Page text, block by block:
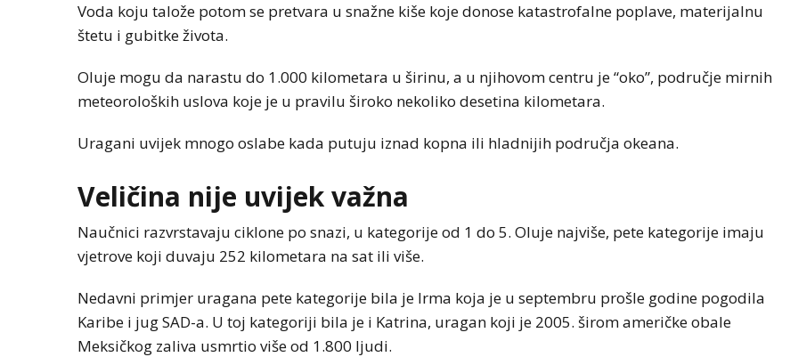
Voda koju talože potom se pretvara u snažne kiše koje donose katastrofalne poplave, materijalnu
štetu i gubitke života.
Oluje mogu da narastu do 1.000 kilometara u širinu, a u njihovom centru je “oko”, područje mirnih
meteoroloških uslova koje je u pravilu široko nekoliko desetina kilometara.
Uragani uvijek mnogo oslabe kada putuju iznad kopna ili hladnijih područja okeana.
Veličina nije uvijek važna
Naučnici razvrstavaju ciklone po snazi, u kategorije od 1 do 5. Oluje najviše, pete kategorije imaju
vjetrove koji duvaju 252 kilometara na sat ili više.
Nedavni primjer uragana pete kategorije bila je Irma koja je u septembru prošle godine pogodila
Karibe i jug SAD-a. U toj kategoriji bila je i Katrina, uragan koji je 2005. širom američke obale
Meksičkog zaliva usmrtio više od 1.800 ljudi.